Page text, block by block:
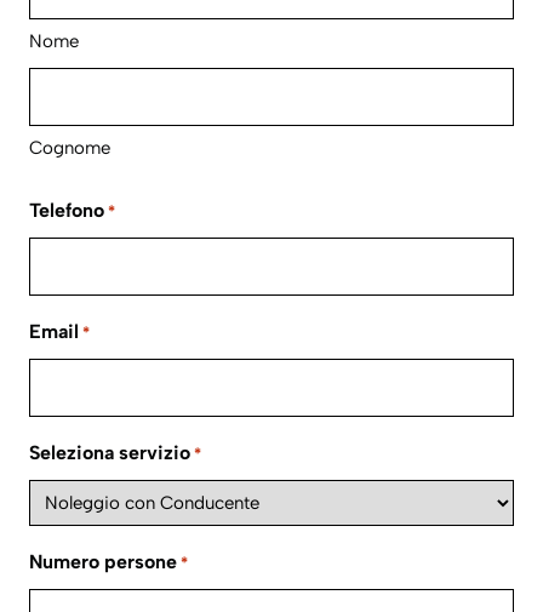
Nome
Cognome
Telefono *
Email *
Seleziona servizio *
Numero persone *